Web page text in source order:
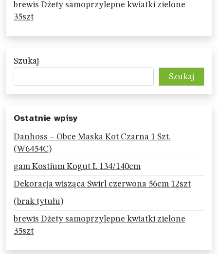
brewis Dżety samoprzylepne kwiatki zielone
35szt
Szukaj
Szukaj
Ostatnie wpisy
Danhoss – Obce Maska Kot Czarna 1 Szt.
(W6454C)
gam Kostium Kogut L 134/140cm
Dekoracja wisząca Swirl czerwona 56cm 12szt
(brak tytułu)
brewis Dżety samoprzylepne kwiatki zielone
35szt